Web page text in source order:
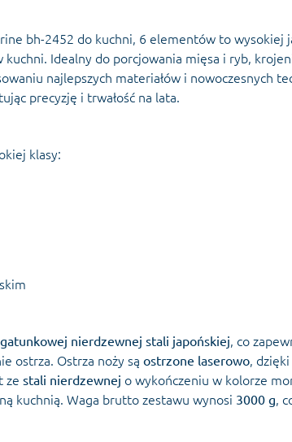
bh-2452 do kuchni, 6 elementów to wysokiej
Idealny do porcjowania mięsa i ryb,
najlepszych materiałów i nowoczesnych
precyzję i trwałość na lata.
klasy:
nierdzewnej stali japońskiej, co
ostrza. Ostrza noży są ostrzone laserowo,
ze stali nierdzewnej o wykończeniu w kolorze
kuchnią. Waga brutto zestawu wynosi 3000 g,